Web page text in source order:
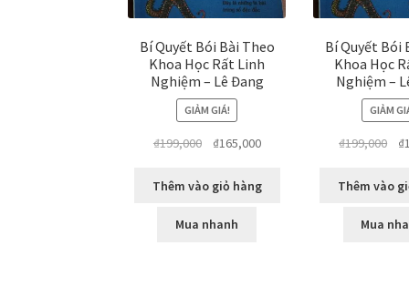
Bí Quyết Bói Bài Theo
Khoa Học Rất Linh
Nghiệm – Lê Đang
GIẢM GIÁ!
₫199,000
Giá
là:
₫165,000Giá
tại
Thêm vào giỏ hàng
Mua nhanh
Bí Quyết Bói
Khoa Học
Nghiệm –
GIẢM
₫199,000
Giá
là:
₫
Thêm vào
Mua